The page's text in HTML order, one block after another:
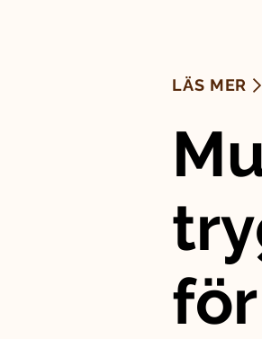
LÄS MER